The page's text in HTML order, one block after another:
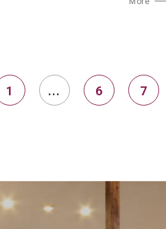
1 ... 6 7